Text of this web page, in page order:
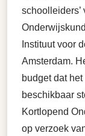
Instituut voor
Amsterdam.
budget dat
beschikbaar
Kortlopend
op verzoek